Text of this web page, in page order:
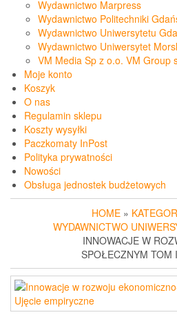
Wydawnictwo Marpress
Wydawnictwo Politechniki
Wydawnictwo Uniwersytetu
Wydawnictwo Uniwersytet
VM Media Sp z o.o. VM Group
Moje konto
Koszyk
O nas
Regulamin sklepu
Koszty wysyłki
Paczkomaty InPost
Polityka prywatności
Nowości
Obsługa jednostek budżetowych
HOME »
WYDAWNICTWO
INNOWACJE W
SPOŁECZNYM TOM